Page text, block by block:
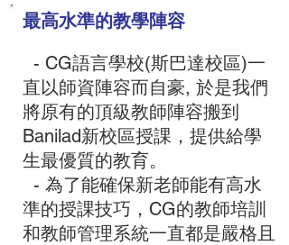
最高水準的教學陣容
- CG語言學校(斯巴達校區)一
直以師資陣容而自豪, 於是我們
將原有的頂級教師陣容搬到
Banilad新校區授課，提供給學
生最優質的教育。
- 為了能確保新老師能有高水
準的授課技巧，CG的教師培訓
和教師管理系統一直都是嚴格且